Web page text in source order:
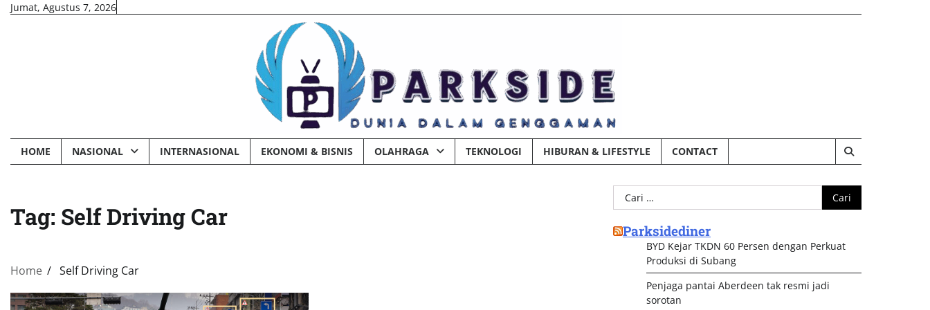
SkipJumat, Agustus 7, 2026
HOME NASIONAL INTERNASIONAL EKONOMI & BISNIS OLAHRAGA TEKNOLOGI HIBURAN & LIFESTYLE CONTACT
Tag: Self Driving Car
Home Self Driving Car
Cari
untuk:
Parksidediner
BYD Kejar TKDN 60 Persen dengan Perkuat
Produksi di Subang
Penjaga pantai Aberdeen tak resmi jadi
sorotan